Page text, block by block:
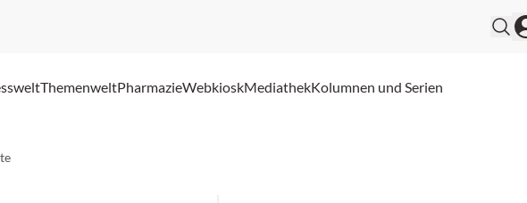
ThemenweltPharmazieWebkioskMediathekKolumnen und Serien